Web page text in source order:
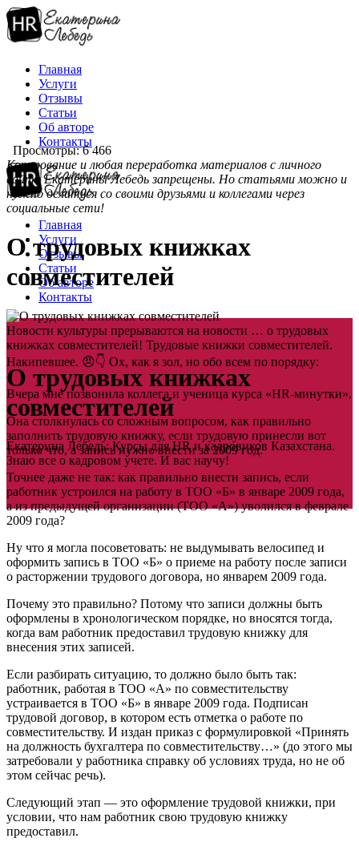
Главная
Услуги
Отзывы
Статьи
Об авторе
Контакты
Главная
Услуги
Отзывы
Статьи
Об авторе
Контакты
О трудовых книжках
совместителей
Екатерина Лебедь: Курсы для HR и кадровиков Казахстана.
Знаю все о кадровом учете. И вас научу!
Просмотры: 6 466
Копирование и любая переработка материалов с личного
сайта Екатерины Лебедь запрещены. Но статьями можно и
нужно делиться со своими друзьями и коллегами через
социальные сети!
О трудовых книжках
совместителей
Новости культуры прерываются на новости … о трудовых
книжках совместителей! Трудовые книжки совместителей.
Накипевшее. 😠👇 Ох, как я зол, но обо всем по порядку:
Вчера мне позвонила коллега и ученица курса «HR-минутки».
Она столкнулась со сложным вопросом, как правильно
заполнить трудовую книжку, если трудовую принесли вот
только что, а запись нужно внести за 2009 год.
Точнее даже не так: как правильно внести запись, если
работник устроился на работу в ТОО «Б» в январе 2009 года,
а из предыдущей организации (ТОО «А») уволился в феврале
2009 года?
Ну что я могла посоветовать: не выдумывать велосипед и
оформить запись в ТОО «Б» о приеме на работу после записи
о расторжении трудового договора, но январем 2009 года.
Почему это правильно? Потому что записи должны быть
оформлены в хронологическом порядке, но вносятся тогда,
когда вам работник предоставил трудовую книжку для
внесения этих записей.
Если разбирать ситуацию, то должно было быть так:
работник, работая в ТОО «А» по совместительству
устраивается в ТОО «Б» в январе 2009 года. Подписан
трудовой договор, в котором есть отметка о работе по
совместительству. И издан приказ с формулировкой «Принять
на должность бухгалтера по совместительству…» (до этого мы
затребовали у работника справку об условиях труда, но не об
этом сейчас речь).
Следующий этап — это оформление трудовой книжки, при
условии, что нам работник свою трудовую книжку
предоставил.